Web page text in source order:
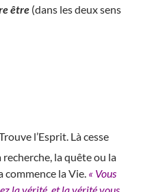
être (dans les deux sens
l’Esprit. Là cesse
recherche, la quête ou la
commence la Vie. « Vous
la vérité, et la vérité vous